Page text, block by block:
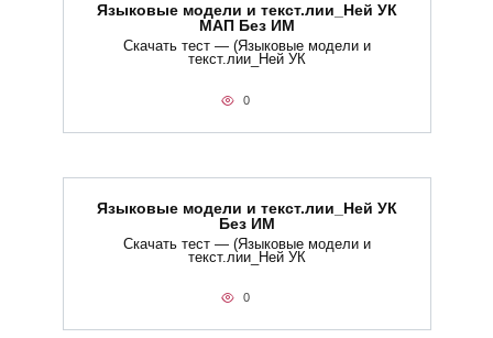
Языковые модели и текст.лии_Ней УК
МАП Без ИМ
Скачать тест — (Языковые модели и
текст.лии_Ней УК
0
Языковые модели и текст.лии_Ней УК
Без ИМ
Скачать тест — (Языковые модели и
текст.лии_Ней УК
0